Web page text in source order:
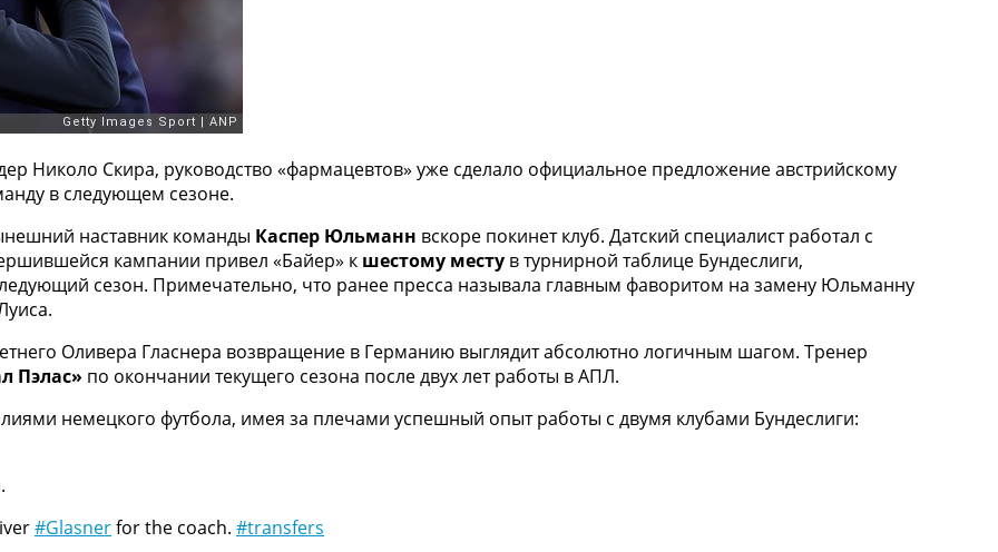
Николо Скира, руководство «фармацевтов» уже сделало официальное предложение австрийскому
в следующем сезоне.
наставник команды Каспер Юльманн вскоре покинет клуб. Датский специалист работал с
кампании привел «Байер» к шестому месту в турнирной таблице Бундеслиги,
сезон. Примечательно, что ранее пресса называла главным фаворитом на замену Юльманну
Оливера Гласнера возвращение в Германию выглядит абсолютно логичным шагом. Тренер
Пэлас» по окончании текущего сезона после двух лет работы в АПЛ.
немецкого футбола, имея за плечами успешный опыт работы с двумя клубами Бундеслиги:
#Glasnerfor the coach. #transfers